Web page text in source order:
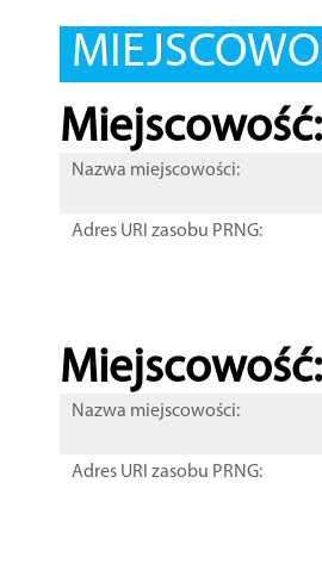
Miejscowość:
Nazwa miejscowości:
Adres URI zasobu PRNG:
Miejscowość:
Nazwa miejscowości:
Adres URI zasobu PRNG: